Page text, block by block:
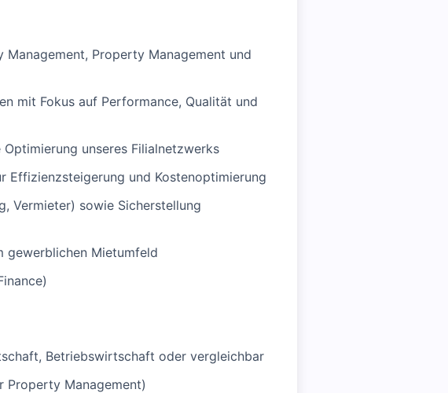
Management, Property Management und
mit Fokus auf Performance, Qualität und
unseres Filialnetzwerks
Effizienzsteigerung und Kostenoptimierung
Vermieter) sowie Sicherstellung
gewerblichen Mietumfeld
Betriebswirtschaft oder vergleichbar
Property Management)